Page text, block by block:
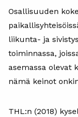
Osallisuuden
liikunta- ja
toiminnassa,
asemassa olevat
nämä keinot
THL:n (2018)